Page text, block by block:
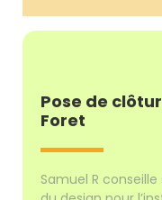
Pose de
Foret
Samuel R